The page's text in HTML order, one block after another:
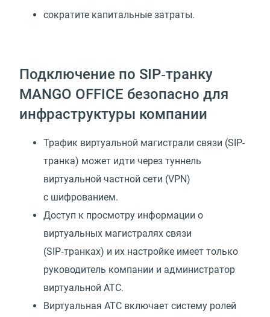
сократите капитальные затраты.
Подключение по SIP‑транку
MANGO OFFICE безопасно для
инфраструктуры компании
Трафик виртуальной магистрали связи (SIP-
транка) может идти через туннель
виртуальной частной сети (VPN)
с шифрованием.
Доступ к просмотру информации о
виртуальных магистралях связи
(SIP‑транках) и их настройке имеет только
руководитель компании и администратор
виртуальной АТС.
Виртуальная АТС включает систему ролей